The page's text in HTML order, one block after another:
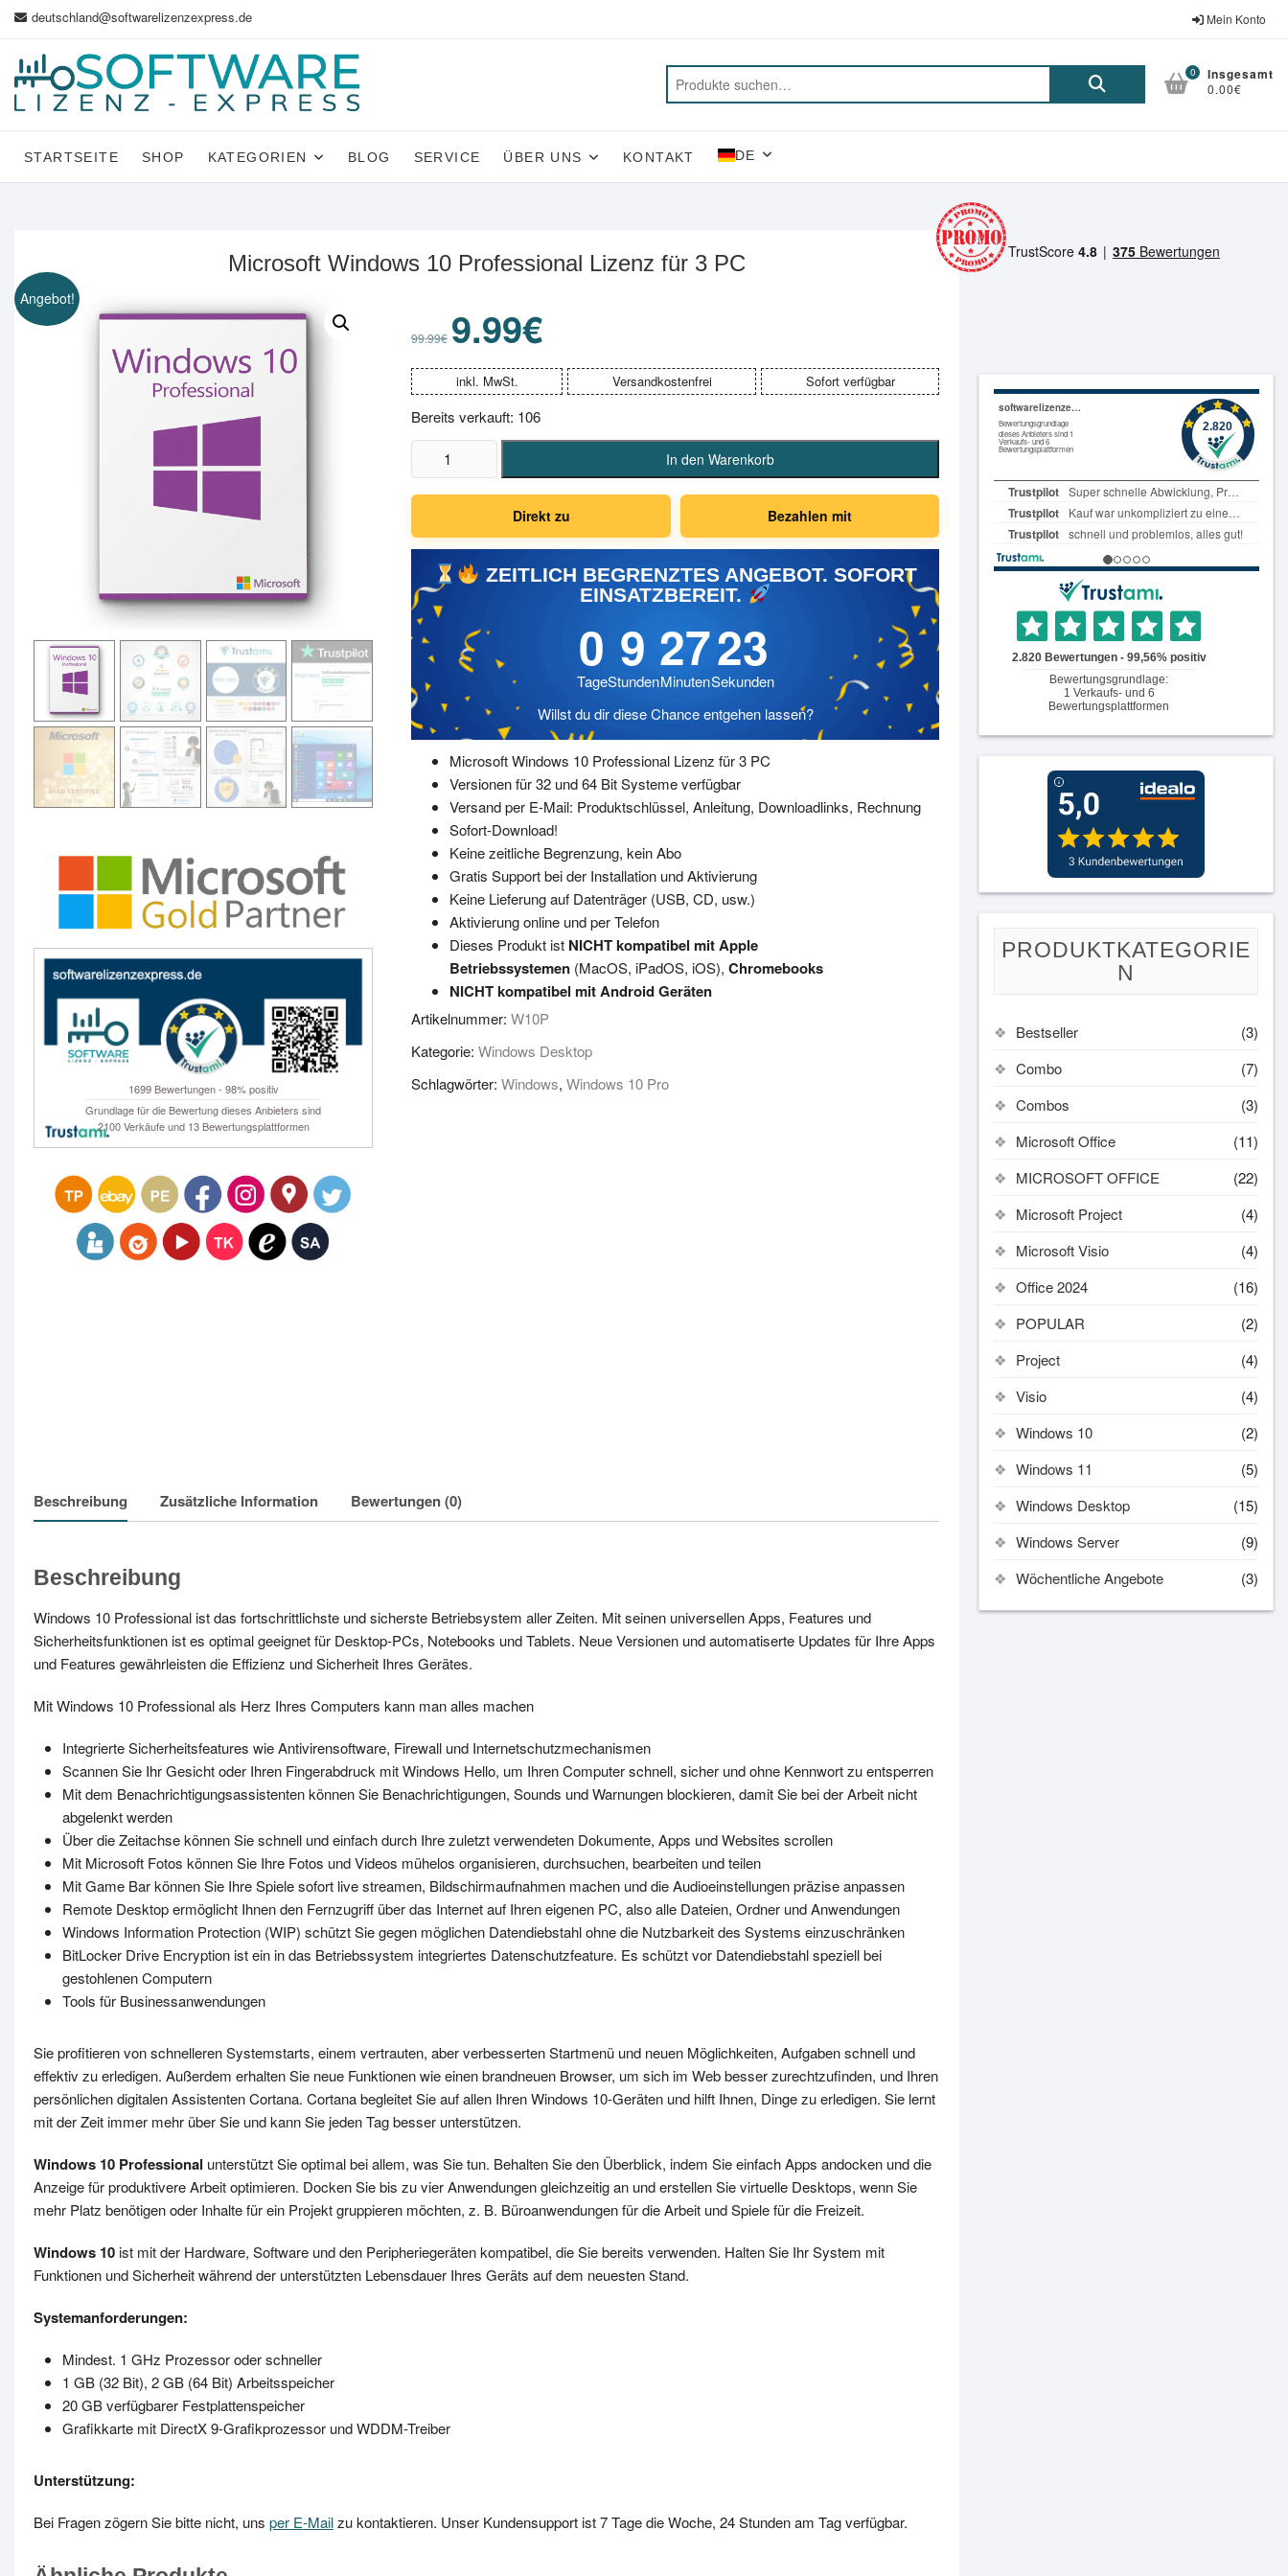
Zum
springen
deutschland@softwarelizenzexpress.de Mein Konto
Suche
nach:
0 Insgesamt
0.00€
STARTSEITE SHOP KATEGORIEN BLOG SERVICE ÜBER UNS KONTAKT DE
Microsoft Windows 10 Professional Lizenz für 3 PC
Angebot!
1699 Bewertungen - 98% positiv
Grundlage für die Bewertung dieses Anbieters sind
2100 Verkäufe und 13 Bewertungsplattformen
99.99€
Ursprünglicher
Preis
war:
9.99€
inkl. MwSt. Versandkostenfrei Sofort verfügbar
Bereits verkauft: 106
Microsoft
Windows
10
Lizenz
für
3
PC
Menge
In den Warenkorb
Direkt zu Bezahlen mit
ZEITLICH BEGRENZTES ANGEBOT. SOFORT
EINSATZBEREIT.
0
Tage
9
Stunden
27
Minuten
22
Sekunden
Willst du dir diese Chance entgehen lassen?
Artikelnummer:W10P
Kategorie:Windows Desktop
Schlagwörter:Windows,Windows 10 Pro
Microsoft Windows 10 Professional Lizenz für 3 PC
Versionen für 32 und 64 Bit Systeme verfügbar
Versand per E-Mail: Produktschlüssel, Anleitung, Downloadlinks, Rechnung
Sofort-Download!
Keine zeitliche Begrenzung, kein Abo
Gratis Support bei der Installation und Aktivierung
Keine Lieferung auf Datenträger (USB, CD, usw.)
Aktivierung online und per Telefon
Dieses Produkt ist NICHT kompatibel mit Apple
Betriebssystemen (MacOS, iPadOS, iOS),Chromebooks
NICHT kompatibel mit Android Geräten
Beschreibung Zusätzliche Information Bewertungen (0)
Beschreibung
Windows 10 Professional ist das fortschrittlichste und sicherste Betriebsystem aller Zeiten. Mit seinen universellen Apps, Features und
Sicherheitsfunktionen ist es optimal geeignet für Desktop-PCs, Notebooks und Tablets. Neue Versionen und automatiserte Updates für Ihre Apps
und Features gewährleisten die Effizienz und Sicherheit Ihres Gerätes.
Mit Windows 10 Professional als Herz Ihres Computers kann man alles machen
Integrierte Sicherheitsfeatures wie Antivirensoftware, Firewall und Internetschutzmechanismen
Scannen Sie Ihr Gesicht oder Ihren Fingerabdruck mit Windows Hello, um Ihren Computer schnell, sicher und ohne Kennwort zu entsperren
Mit dem Benachrichtigungsassistenten können Sie Benachrichtigungen, Sounds und Warnungen blockieren, damit Sie bei der Arbeit nicht
abgelenkt werden
Über die Zeitachse können Sie schnell und einfach durch Ihre zuletzt verwendeten Dokumente, Apps und Websites scrollen
Mit Microsoft Fotos können Sie Ihre Fotos und Videos mühelos organisieren, durchsuchen, bearbeiten und teilen
Mit Game Bar können Sie Ihre Spiele sofort live streamen, Bildschirmaufnahmen machen und die Audioeinstellungen präzise anpassen
Remote Desktop ermöglicht Ihnen den Fernzugriff über das Internet auf Ihren eigenen PC, also alle Dateien, Ordner und Anwendungen
Windows Information Protection (WIP) schützt Sie gegen möglichen Datendiebstahl ohne die Nutzbarkeit des Systems einzuschränken
BitLocker Drive Encryption ist ein in das Betriebssystem integriertes Datenschutzfeature. Es schützt vor Datendiebstahl speziell bei
gestohlenen Computern
Tools für Businessanwendungen
Sie profitieren von schnelleren Systemstarts, einem vertrauten, aber verbesserten Startmenü und neuen Möglichkeiten, Aufgaben schnell und
effektiv zu erledigen. Außerdem erhalten Sie neue Funktionen wie einen brandneuen Browser, um sich im Web besser zurechtzufinden, und Ihren
persönlichen digitalen Assistenten Cortana. Cortana begleitet Sie auf allen Ihren Windows 10-Geräten und hilft Ihnen, Dinge zu erledigen. Sie lernt
mit der Zeit immer mehr über Sie und kann Sie jeden Tag besser unterstützen.
Windows 10 Professional unterstützt Sie optimal bei allem, was Sie tun. Behalten Sie den Überblick, indem Sie einfach Apps andocken und die
Anzeige für produktivere Arbeit optimieren. Docken Sie bis zu vier Anwendungen gleichzeitig an und erstellen Sie virtuelle Desktops, wenn Sie
mehr Platz benötigen oder Inhalte für ein Projekt gruppieren möchten, z. B. Büroanwendungen für die Arbeit und Spiele für die Freizeit.
Windows 10ist mit der Hardware, Software und den Peripheriegeräten kompatibel, die Sie bereits verwenden. Halten Sie Ihr System mit
Funktionen und Sicherheit während der unterstützten Lebensdauer Ihres Geräts auf dem neuesten Stand.
Systemanforderungen:
Mindest. 1 GHz Prozessor oder schneller
1 GB (32 Bit), 2 GB (64 Bit) Arbeitsspeicher
20 GB verfügbarer Festplattenspeicher
Grafikkarte mit DirectX 9-Grafikprozessor und WDDM-Treiber
Unterstützung:
Bei Fragen zögern Sie bitte nicht, uns per E-Mailzu kontaktieren. Unser Kundensupport ist 7 Tage die Woche, 24 Stunden am Tag verfügbar.
PRODUKTKATEGORIE
N
Bestseller
(3)
Combo
(7)
Combos
(3)
Microsoft Office
(11)
MICROSOFT OFFICE
(22)
Microsoft Project
(4)
Microsoft Visio
(4)
Office 2024
(16)
POPULAR
(2)
Project
(4)
Visio
(4)
Windows 10
(2)
Windows 11
(5)
Windows Desktop
(15)
Windows Server
(9)
Wöchentliche Angebote
(3)